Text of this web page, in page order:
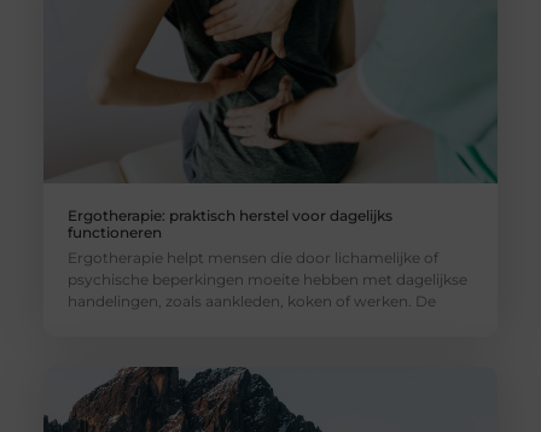
Ergotherapie: praktisch herstel voor dagelijks
functioneren
Ergotherapie helpt mensen die door lichamelijke of
psychische beperkingen moeite hebben met dagelijkse
handelingen, zoals aankleden, koken of werken. De